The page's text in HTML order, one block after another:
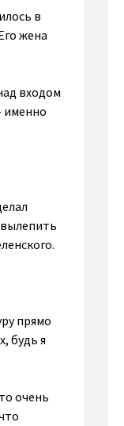
в
жена
входом
именно
прямо
будь я
очень